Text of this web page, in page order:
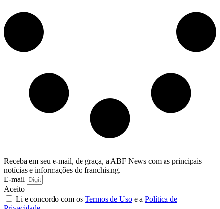
Receba em seu e-mail, de graça, a ABF News com as principais
notícias e informações do franchising.
E-mail
Aceito
Li e concordo com os Termos de Uso e a Política de